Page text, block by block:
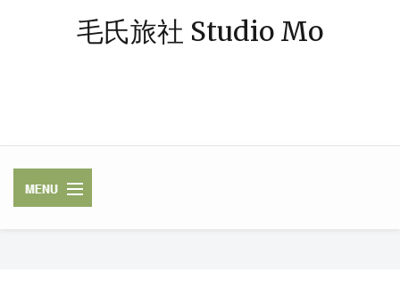
毛氏旅社 Studio Mo